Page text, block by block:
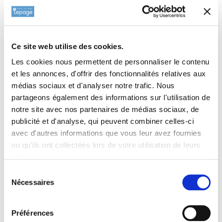
Ce site web utilise des cookies.
Les cookies nous permettent de personnaliser le contenu
et les annonces, d'offrir des fonctionnalités relatives aux
médias sociaux et d'analyser notre trafic. Nous
partageons également des informations sur l'utilisation de
notre site avec nos partenaires de médias sociaux, de
publicité et d'analyse, qui peuvent combiner celles-ci
avec d'autres informations que vous leur avez fournies
ou qu'ils ont collectées lors de votre utilisation de leurs
Nécessaires
Préférences
est déjà très élancé sans intervention, mais une taille de
transmission de maladies virales — précaution bonne pratique
même pour un arbuste sain.
Associations
Au sein de la gamme Ilex crenata du catalogue, 'Fastigiata'
s'associe parfaitement à d'autres cultivars pour composer
des scènes de persistants structurantes sans maladie. Le
une colonne et une sphère, vocabulaire classique des jardins
ressemble à s'y méprendre au buis sempervirens, peut former